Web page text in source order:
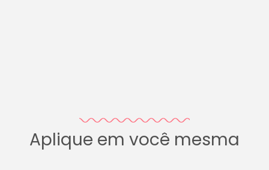
Aplique em você mesma